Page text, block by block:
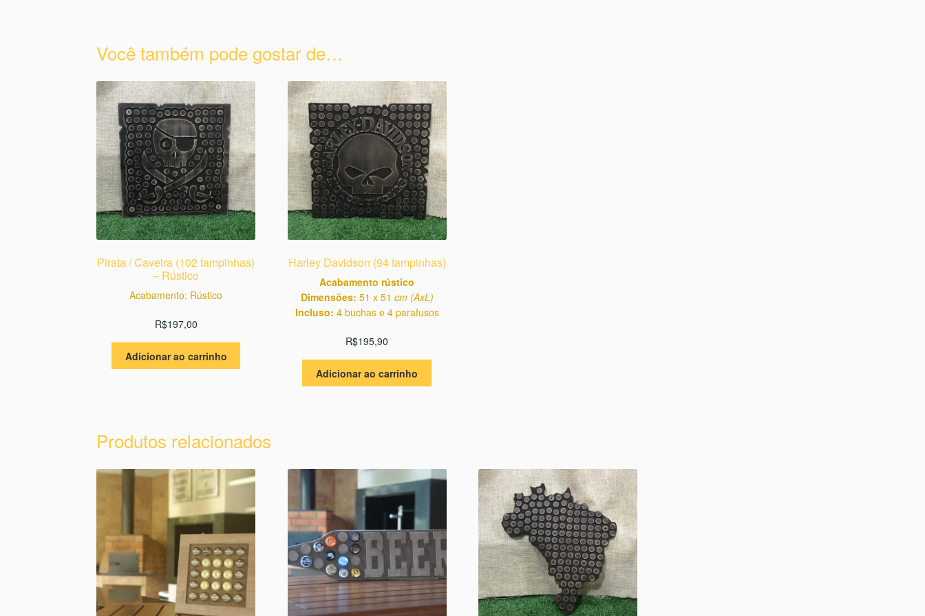
Você também pode gostar de…
Pirata / Caveira (102 tampinhas)
– Rústico
Acabamento: Rústico
R$197,00
Adicionar ao carrinho
Harley Davidson (94 tampinhas)
Acabamento rústico
Dimensões: 51 x 51 cm (AxL)
Incluso: 4 buchas e 4 parafusos
R$195,90
Adicionar ao carrinho
Produtos relacionados